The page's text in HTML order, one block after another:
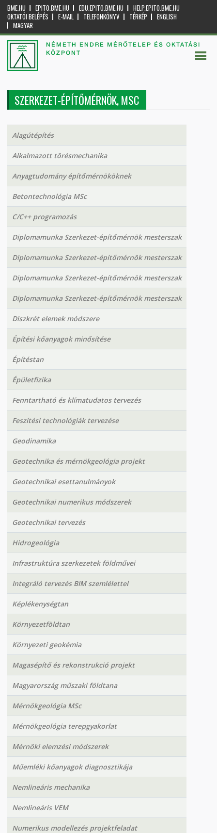
BME.HU EPITO.BME.HU EDU.EPITO.BME.HU
HELP.EPITO.BME.HU
OKTATÓI BELÉPÉS
E-MAIL TELEFONKÖNYV TÉRKÉP
ENGLISH
MAGYAR
NÉMETH ENDRE MÉRŐTELEP ÉS OKTATÁSI
KÖZPONT
SZERKEZET-ÉPÍTŐMÉRNÖK, MSC
Alagútépítés
Alkalmazott törésmechanika
Anyagtudomány építőmérnököknek
Betontechnológia MSc
C/C++ programozás
Diplomamunka Szerkezet-építőmérnök mesterszak
Diplomamunka Szerkezet-építőmérnök mesterszak
Diplomamunka Szerkezet-építőmérnök mesterszak
Diplomamunka Szerkezet-építőmérnök mesterszak
Diszkrét elemek módszere
Építési kőanyagok minősítése
Építéstan
Épületfizika
Fenntartható és klímatudatos tervezés
Feszítési technológiák tervezése
Geodinamika
Geotechnika és mérnökgeológia projekt
Geotechnikai esettanulmányok
Geotechnikai numerikus módszerek
Geotechnikai tervezés
Hidrogeológia
Infrastruktúra szerkezetek földművei
Integráló tervezés BIM szemlélettel
Képlékenységtan
Környezetföldtan
Környezeti geokémia
Magasépítő és rekonstrukció projekt
Magyarország műszaki földtana
Mérnökgeológia MSc
Mérnökgeológia terepgyakorlat
Mérnöki elemzési módszerek
Műemléki kőanyagok diagnosztikája
Nemlineáris mechanika
Nemlineáris VEM
Numerikus modellezés projektfeladat